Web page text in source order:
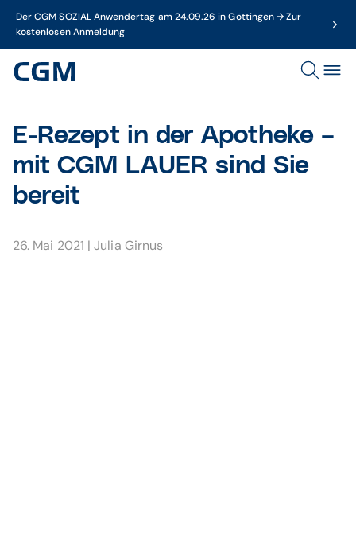
Der CGM SOZIAL Anwendertag am 24.09.26 in Göttingen → Zur
kostenlosen Anmeldung
E-Rezept in der Apotheke –
mit CGM LAUER sind Sie
bereit
26. Mai 2021 |Julia Girnus